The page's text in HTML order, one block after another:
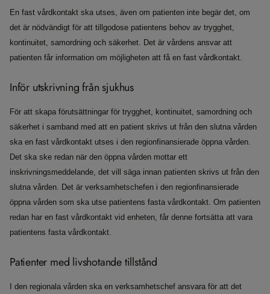
En fast vårdkontakt ska utses, även om patienten inte begär det, om
det är nödvändigt för att tillgodose patientens behov av trygghet,
kontinuitet, samordning och säkerhet. Det är vårdens ansvar att
patienten får information om möjligheten att få en fast vårdkontakt.
Inför utskrivning från sjukhus
För att skapa förutsättningar för trygghet, kontinuitet, samordning och
säkerhet i samband med att en patient skrivs ut från den slutna vården
ska en fast vårdkontakt utses i den regionfinansierade öppna vården.
Det ska ske redan när den öppna vården mottar ett
inskrivningsmeddelande, det vill säga innan patienten skrivs ut från den
slutna vården. Det är verksamhetschefen i den regionfinansierade
öppna vården som ska utse patientens fasta vårdkontakt. Om patienten
redan har en fast vårdkontakt vid enheten, får denne fortsätta att vara
patientens fasta vårdkontakt.
Patienter med livshotande tillstånd
I den regionala vården ska en verksamhetschef ansvara för att det